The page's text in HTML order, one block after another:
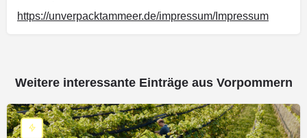
https://unverpacktammeer.de/impressum/Impressum
Weitere interessante Einträge aus Vorpommern